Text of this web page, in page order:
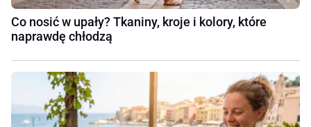
Co nosić w upały? Tkaniny, kroje i kolory, które
naprawdę chłodzą